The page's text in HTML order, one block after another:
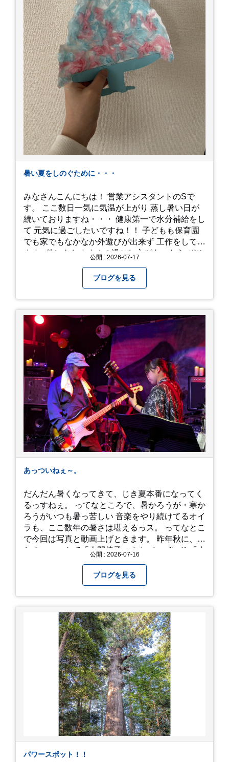
暑い夏をしのぐために・・・
みなさんこんにちは！ 営業アシスタントのSで
す。 ここ数日一気に気温が上がり 蒸し暑い日が
続いておりますね・・・ 健康第一で水分補給をし
て 元気に過ごしたいですね！！ 子どもも保育園
でも家でもなかなか外遊びが出来ず 工作をしてい
ます♪ 他にもおすすめの過ごし方があったら ぜひ
公開 : 2026-07-17
ブログを見る
あっついねぇ～。
だんだん暑くなってきて、じき夏本番になってく
るっすねぇ。 ってなところで、暑かろうが・寒か
ろうがいつも暑っ苦しい 音楽をやり続けてるオイ
ラも、ここ数年の暑さは堪えるっス。 ってなとこ
で今回は写真と動画上げときます。 昨年秋に、娘
とのユニットで「人間椅子」のカバーバンド 「人
画にしており、娘のファンからもアップしてくれ
ッ！」とされているので ここだけの公開としま
す。 非常に暑苦しいのでご観覧される方は、ご注
意くださいませ。 では、熱中症に気を付けて、お
過ごしください。
https://youtu.be/QWVP8qzpsUE
公開 : 2026-07-16
ブログを見る
パワースポット！！